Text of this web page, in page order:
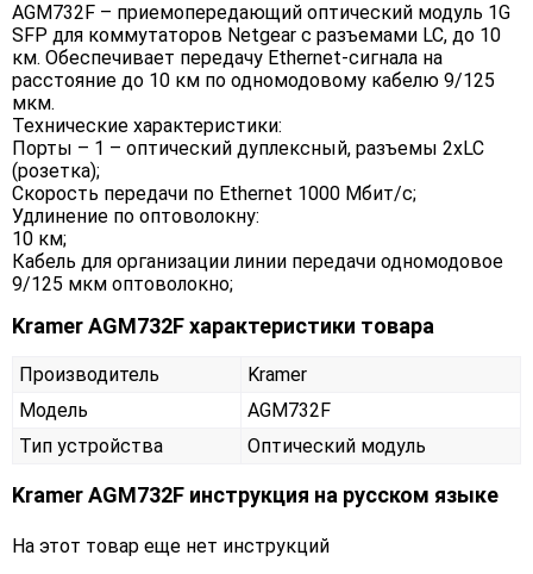
AGM732F – приемопередающий оптический модуль 1G
SFP для коммутаторов Netgear с разъемами LC, до 10
км. Обеспечивает передачу Ethernet-сигнала на
расстояние до 10 км по одномодовому кабелю 9/125
мкм.
Технические характеристики:
Порты – 1 – оптический дуплексный, разъемы 2xLC
(розетка);
Скорость передачи по Ethernet 1000 Мбит/с;
Удлинение по оптоволокну:
10 км;
Кабель для организации линии передачи одномодовое
9/125 мкм оптоволокно;
Kramer AGM732F характеристики товара
Производитель
Kramer
Модель
AGM732F
Тип устройства
Оптический модуль
Kramer AGM732F инструкция на русском языке
На этот товар еще нет инструкций